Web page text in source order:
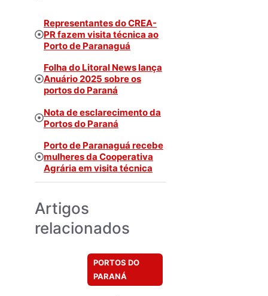
Representantes do CREA-
PR fazem visita técnica ao
Porto de Paranaguá
Folha do Litoral News lança
Anuário 2025 sobre os
portos do Paraná
Nota de esclarecimento da
Portos do Paraná
Porto de Paranaguá recebe
mulheres da Cooperativa
Agrária em visita técnica
Artigos
relacionados
PORTOS DO
PARANÁ